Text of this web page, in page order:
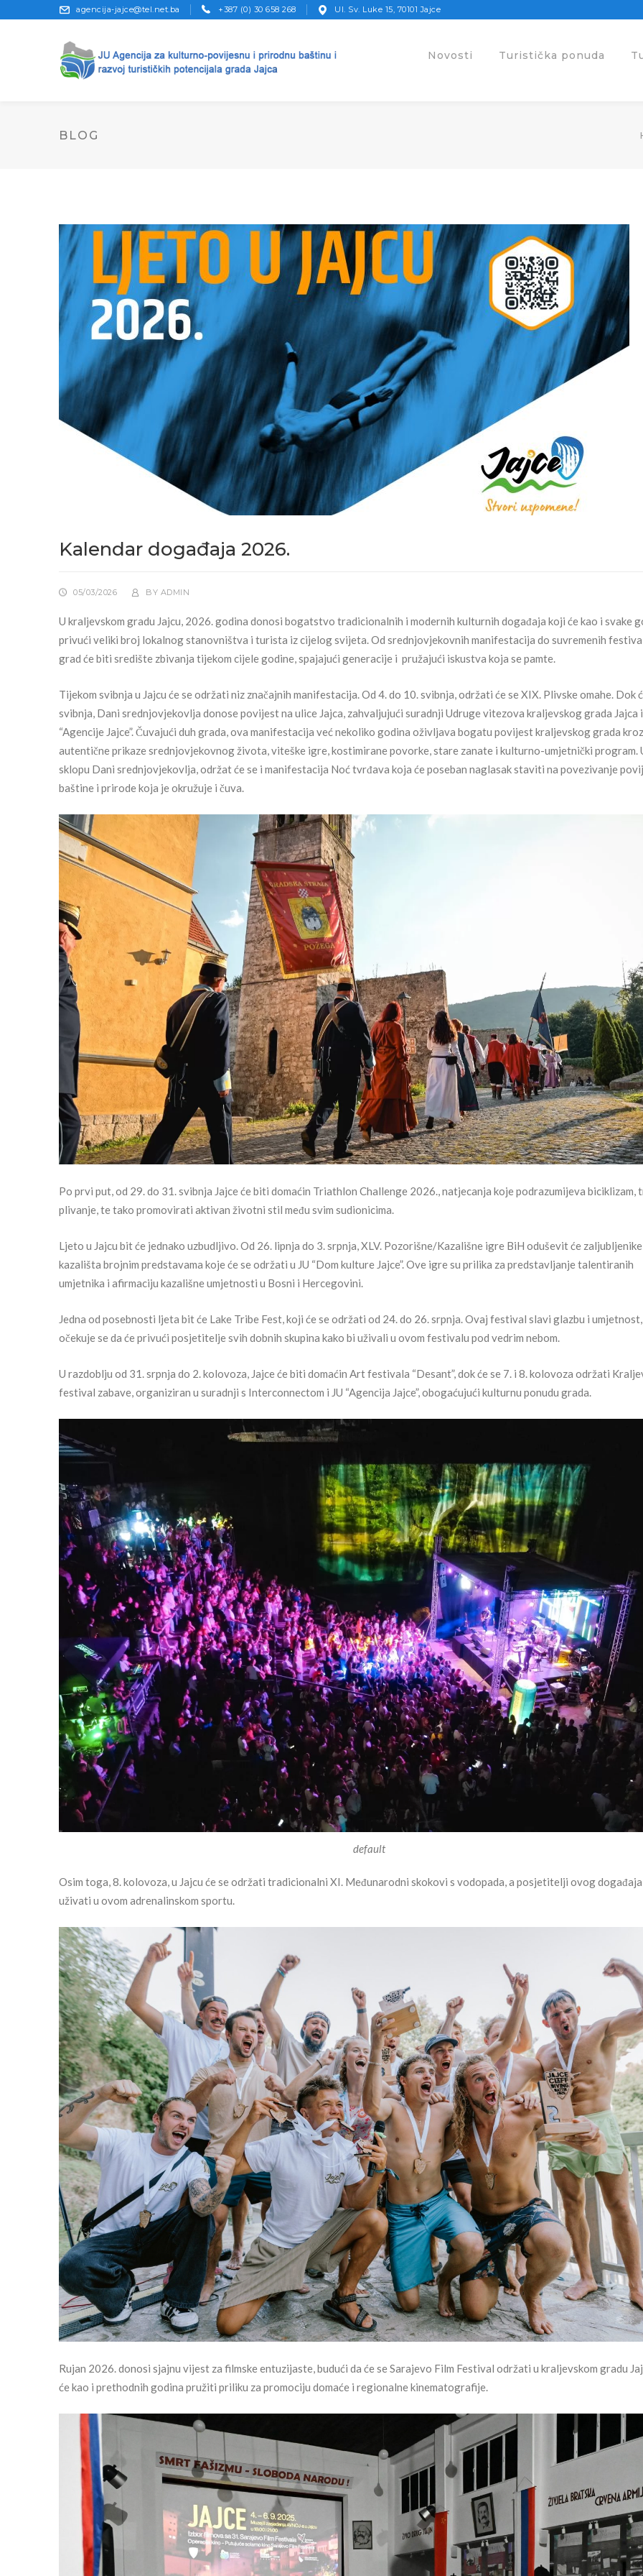
agencija-jajce@tel.net.ba +387 (0) 30 658 268 Ul. Sv. Luke 15, 70101 Jajce
Novosti Turistička ponuda
BLOG
Kalendar događaja 2026.
05/03/2026 BY ADMIN
U kraljevskom gradu Jajcu, 2026. godina donosi bogatstvo tradicionalnih i modernih kulturnih događaja koji će kao i svake
privući veliki broj lokalnog stanovništva i turista iz cijelog svijeta. Od srednjovjekovnih manifestacija do suvremenih
grad će biti središte zbivanja tijekom cijele godine, spajajući generacije i pružajući iskustva koja se pamte.
Tijekom svibnja u Jajcu će se održati niz značajnih manifestacija. Od 4. do 10. svibnja, održati će se XIX. Plivske omahe. Dok
svibnja, Dani srednjovjekovlja donose povijest na ulice Jajca, zahvaljujući suradnji Udruge vitezova kraljevskog grada Jajca i
“Agencije Jajce”. Čuvajući duh grada, ova manifestacija već nekoliko godina oživljava bogatu povijest kraljevskog grada kroz
autentične prikaze srednjovjekovnog života, viteške igre, kostimirane povorke, stare zanate i kulturno-umjetnički program.
sklopu Dani srednjovjekovlja, održat će se i manifestacija Noć tvrđava koja će poseban naglasak staviti na povezivanje
baštine i prirode koja je okružuje i čuva.
Po prvi put, od 29. do 31. svibnja Jajce će biti domaćin Triathlon Challenge 2026., natjecanja koje podrazumijeva biciklizam,
plivanje, te tako promovirati aktivan životni stil među svim sudionicima.
Ljeto u Jajcu bit će jednako uzbudljivo. Od 26. lipnja do 3. srpnja, XLV. Pozorišne/Kazališne igre BiH oduševit će zaljubljenike
kazališta brojnim predstavama koje će se održati u JU “Dom kulture Jajce”. Ove igre su prilika za predstavljanje talentiranih
umjetnika i afirmaciju kazališne umjetnosti u Bosni i Hercegovini.
Jedna od posebnosti ljeta bit će Lake Tribe Fest, koji će se održati od 24. do 26. srpnja. Ovaj festival slavi glazbu i umjetnost,
očekuje se da će privući posjetitelje svih dobnih skupina kako bi uživali u ovom festivalu pod vedrim nebom.
U razdoblju od 31. srpnja do 2. kolovoza, Jajce će biti domaćin Art festivala “Desant”, dok će se 7. i 8. kolovoza održati
festival zabave, organiziran u suradnji s Interconnectom i JU “Agencija Jajce”, obogaćujući kulturnu ponudu grada.
default
Osim toga, 8. kolovoza, u Jajcu će se održati tradicionalni XI. Međunarodni skokovi s vodopada, a posjetitelji ovog događaja
uživati u ovom adrenalinskom sportu.
Rujan 2026. donosi sjajnu vijest za filmske entuzijaste, budući da će se Sarajevo Film Festival održati u kraljevskom gradu
će kao i prethodnih godina pružiti priliku za promociju domaće i regionalne kinematografije.